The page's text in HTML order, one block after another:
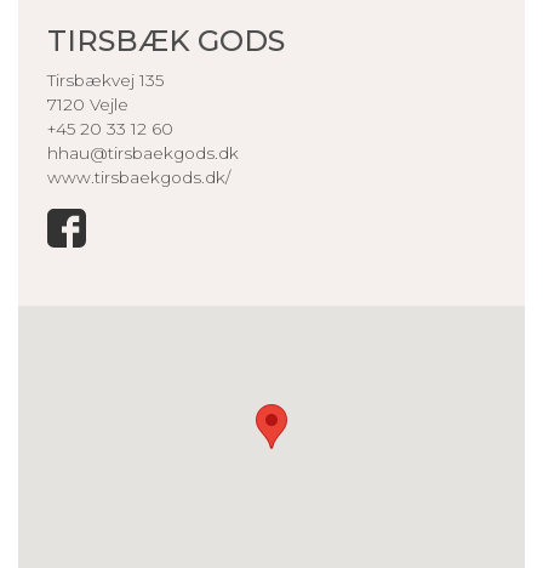
TIRSBÆK GODS
Tirsbækvej 135
7120 Vejle
+45 20 33 12 60
hhau@tirsbaekgods.dk
www.tirsbaekgods.dk/